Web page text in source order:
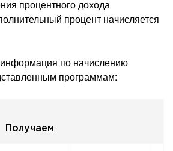
процентного дохода
процент начисляется
по начислению
программам:
Получаем